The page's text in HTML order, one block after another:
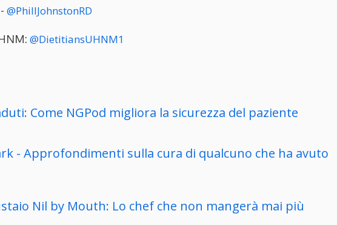
@PhillJohnstonRD
@DietitiansUHNM1
Come NGPod migliora la sicurezza del paziente
- Approfondimenti sulla cura di qualcuno che ha avuto
Nil by Mouth: Lo chef che non mangerà mai più